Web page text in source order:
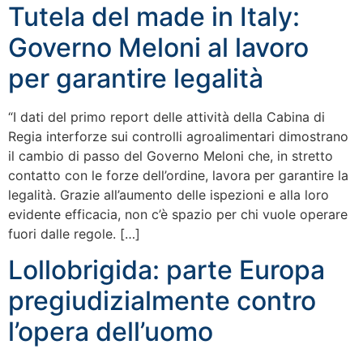
Tutela del made in Italy:
Governo Meloni al lavoro
per garantire legalità
“I dati del primo report delle attività della Cabina di
Regia interforze sui controlli agroalimentari dimostrano
il cambio di passo del Governo Meloni che, in stretto
contatto con le forze dell’ordine, lavora per garantire la
legalità. Grazie all’aumento delle ispezioni e alla loro
evidente efficacia, non c’è spazio per chi vuole operare
fuori dalle regole. […]
Lollobrigida: parte Europa
pregiudizialmente contro
l’opera dell’uomo